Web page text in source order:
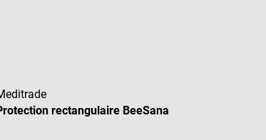
rectangulaire BeeSana